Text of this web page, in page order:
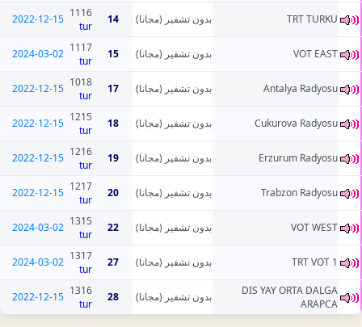
TRT TURKU بدون تشفير (مجانا) 14
1116
tur
2022-12-15
VOT EAST بدون تشفير (مجانا) 15
1117
tur
2024-03-02
Antalya Radyosu بدون تشفير (مجانا) 17
1018
tur
2022-12-15
Cukurova Radyosu بدون تشفير (مجانا) 18
1215
tur
2022-12-15
Erzurum Radyosu بدون تشفير (مجانا) 19
1216
tur
2022-12-15
Trabzon Radyosu بدون تشفير (مجانا) 20
1217
tur
2022-12-15
VOT WEST بدون تشفير (مجانا) 22
1315
tur
2024-03-02
TRT VOT 1 بدون تشفير (مجانا) 27
1317
tur
2024-03-02
DIS YAY ORTA DALGA
ARAPCA
بدون تشفير (مجانا) 28
1316
tur
2022-12-15